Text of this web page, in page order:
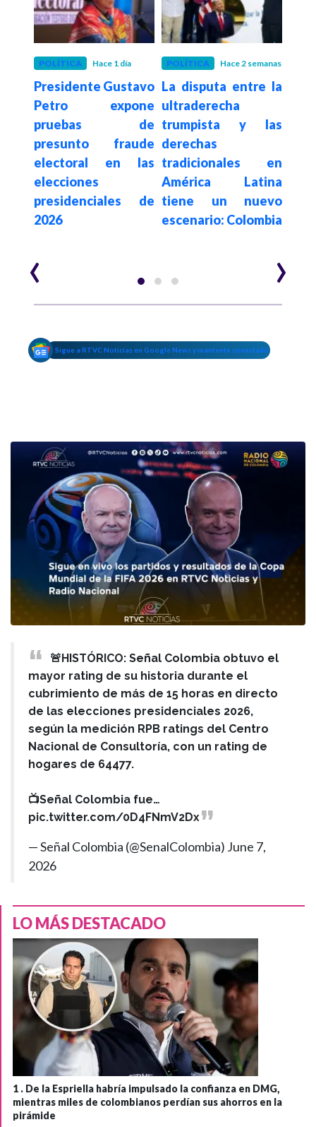
POLÍTICA Hace 1 día
Presidente Gustavo
Petro expone
pruebas de
presunto fraude
electoral en las
elecciones
presidenciales de
2026
POLÍTICA Hace 2 semanas
La disputa entre la
ultraderecha
trumpista y las
derechas
tradicionales en
América Latina
tiene un nuevo
escenario: Colombia
‹ ›
Sigue a RTVC Noticias en Google News y mantente conectado
🚨HISTÓRICO: Señal Colombia obtuvo el
mayor rating de su historia durante el
cubrimiento de más de 15 horas en directo
de las elecciones presidenciales 2026,
según la medición RPB ratings del Centro
Nacional de Consultoría, con un rating de
hogares de 64477.
📺Señal Colombia fue…
pic.twitter.com/0D4FNmV2Dx
— Señal Colombia (@SenalColombia) June 7,
2026
LO MÁS DESTACADO
1 . De la Espriella habría impulsado la confianza en DMG,
mientras miles de colombianos perdían sus ahorros en la
pirámide